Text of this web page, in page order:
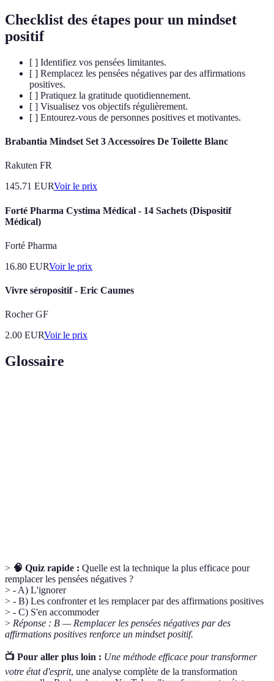
Checklist des étapes pour un mindset
positif
[ ] Identifiez vos pensées limitantes.
[ ] Remplacez les pensées négatives par des affirmations
positives.
[ ] Pratiquez la gratitude quotidiennement.
[ ] Visualisez vos objectifs régulièrement.
[ ] Entourez-vous de personnes positives et motivantes.
Brabantia Mindset Set 3 Accessoires De Toilette Blanc
Rakuten FR
145.71 EURVoir le prix
Forté Pharma Cystima Médical - 14 Sachets (Dispositif
Médical)
Forté Pharma
16.80 EURVoir le prix
Vivre séropositif - Eric Caumes
Rocher GF
2.00 EURVoir le prix
Glossaire
> 🧠 Quiz rapide : Quelle est la technique la plus efficace pour
remplacer les pensées négatives ?
> - A) L'ignorer
> - B) Les confronter et les remplacer par des affirmations positives
> - C) S'en accommoder
> Réponse : B — Remplacer les pensées négatives par des
affirmations positives renforce un mindset positif.
📺 Pour aller plus loin : Une méthode efficace pour transformer
votre état d'esprit, une analyse complète de la transformation